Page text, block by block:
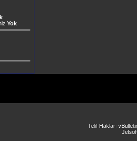
Yok
Telif Hakları